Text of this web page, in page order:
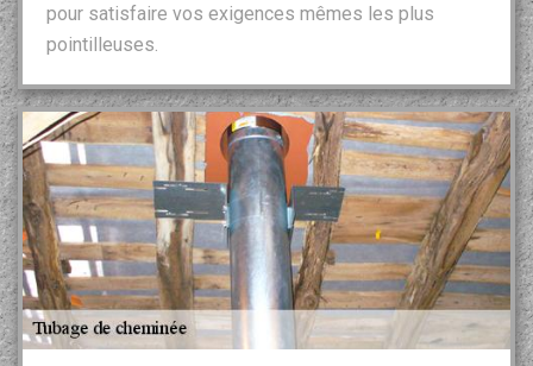
pour satisfaire vos exigences mêmes les plus
pointilleuses.